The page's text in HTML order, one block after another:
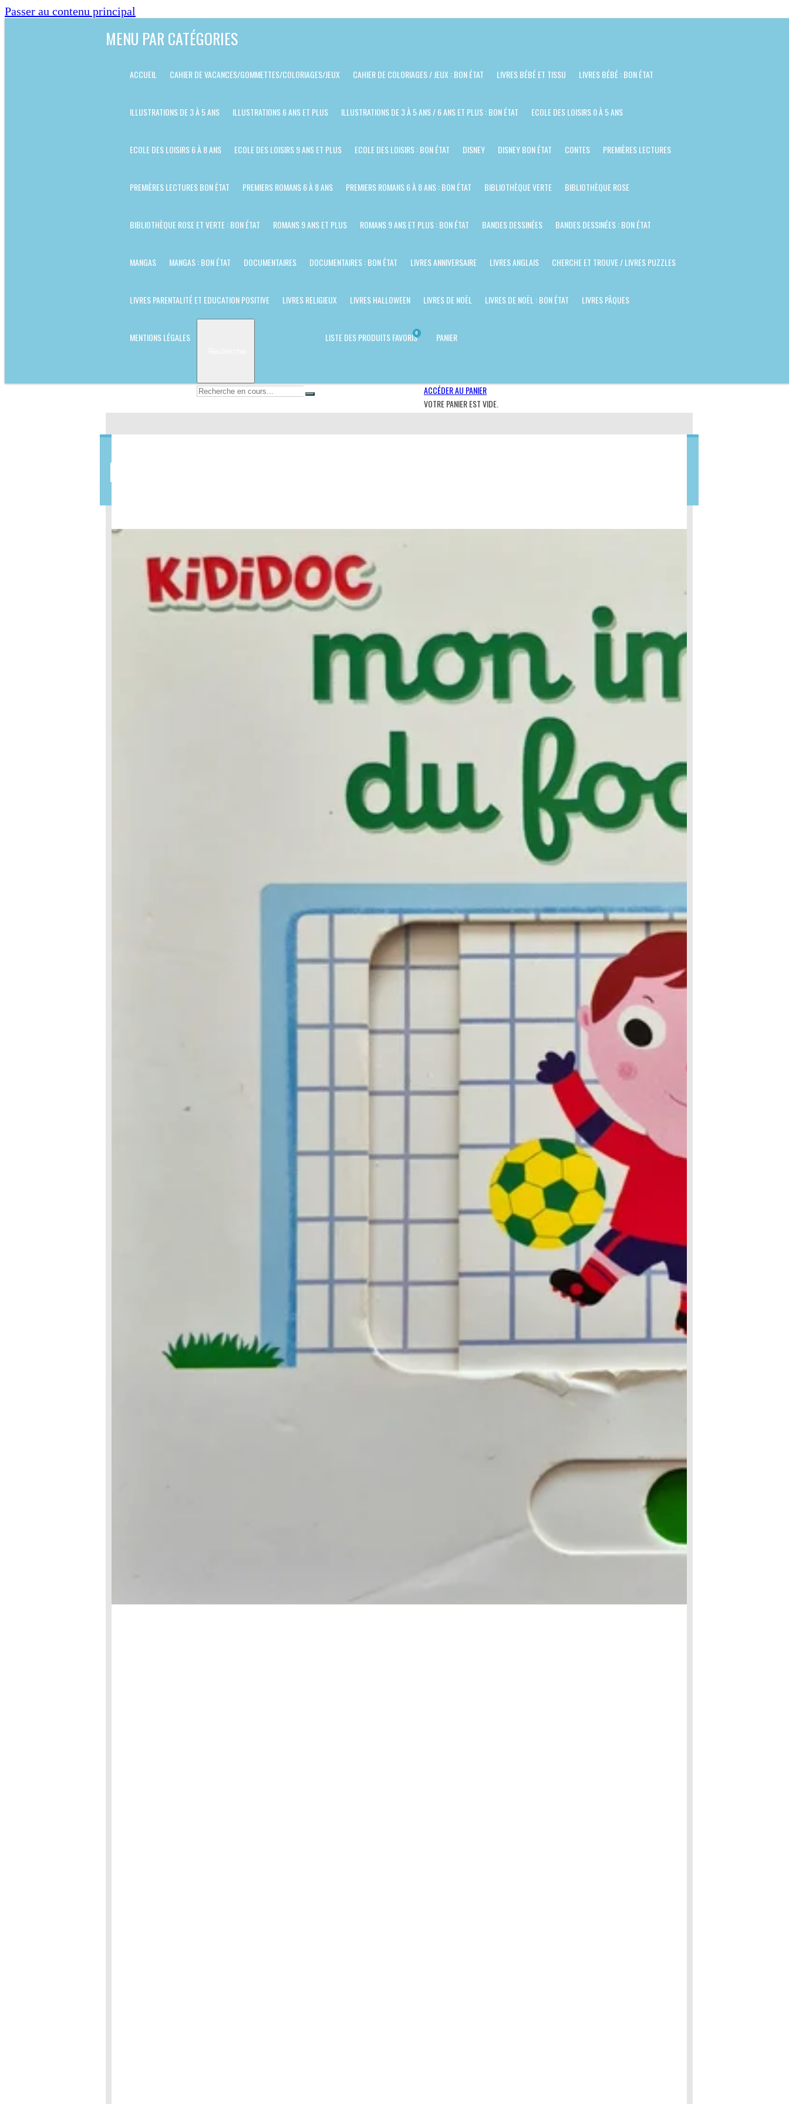
Passer au contenu principal
MENU PAR CATÉGORIES
ACCUEIL CAHIER DE VACANCES/GOMMETTES/COLORIAGES/JEUX CAHIER DE COLORIAGES / JEUX : BON ÉTAT LIVRES BÉBÉ ET TISSU LIVRES BÉBÉ : BON ÉTAT
ILLUSTRATIONS DE 3 À 5 ANS ILLUSTRATIONS 6 ANS ET PLUS ILLUSTRATIONS DE 3 À 5 ANS / 6 ANS ET PLUS : BON ÉTAT ECOLE DES LOISIRS 0 À 5 ANS
ECOLE DES LOISIRS 6 À 8 ANS ECOLE DES LOISIRS 9 ANS ET PLUS ECOLE DES LOISIRS : BON ÉTAT DISNEY DISNEY BON ÉTAT CONTES PREMIÈRES LECTURES
PREMIÈRES LECTURES BON ÉTAT PREMIERS ROMANS 6 À 8 ANS PREMIERS ROMANS 6 À 8 ANS : BON ÉTAT BIBLIOTHÈQUE VERTE BIBLIOTHÈQUE ROSE
BIBLIOTHÈQUE ROSE ET VERTE : BON ÉTAT ROMANS 9 ANS ET PLUS ROMANS 9 ANS ET PLUS : BON ÉTAT BANDES DESSINÉES BANDES DESSINÉES : BON ÉTAT
MANGAS MANGAS : BON ÉTAT DOCUMENTAIRES DOCUMENTAIRES : BON ÉTAT LIVRES ANNIVERSAIRE LIVRES ANGLAIS CHERCHE ET TROUVE / LIVRES PUZZLES
LIVRES PARENTALITÉ ET EDUCATION POSITIVE LIVRES RELIGIEUX LIVRES HALLOWEEN LIVRES DE NOËL LIVRES DE NOËL : BON ÉTAT LIVRES PÂQUES
MENTIONS LÉGALES 0
LISTE DES PRODUITS FAVORIS PANIER
ACCÉDER AU PANIER
VOTRE PANIER EST VIDE.
DOCUMENTAIRE BON ÉTAT : MON IMAGIER DU FOOTBALL